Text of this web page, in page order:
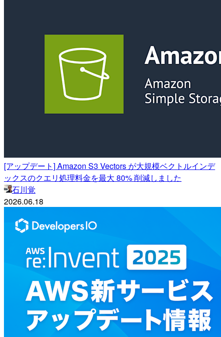
[アップデート] Amazon S3 Vectors が大規模ベクトルインデ
ックスのクエリ処理料金を最大 80% 削減しました
石川覚
2026.06.18